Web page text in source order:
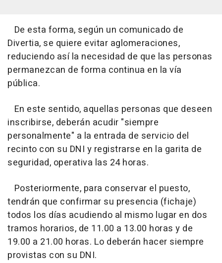
De esta forma, según un comunicado de
Divertia, se quiere evitar aglomeraciones,
reduciendo así la necesidad de que las personas
permanezcan de forma continua en la vía
pública.
En este sentido, aquellas personas que deseen
inscribirse, deberán acudir "siempre
personalmente" a la entrada de servicio del
recinto con su DNI y registrarse en la garita de
seguridad, operativa las 24 horas.
Posteriormente, para conservar el puesto,
tendrán que confirmar su presencia (fichaje)
todos los días acudiendo al mismo lugar en dos
tramos horarios, de 11.00 a 13.00 horas y de
19.00 a 21.00 horas. Lo deberán hacer siempre
provistas con su DNI.